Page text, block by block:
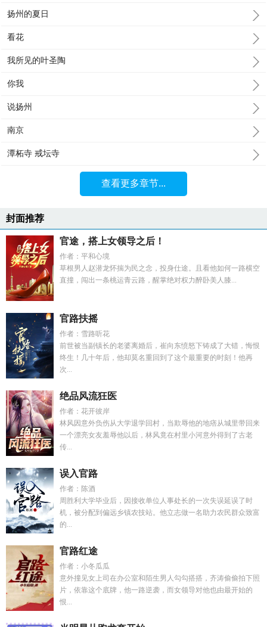
扬州的夏日
看花
我所见的叶圣陶
你我
说扬州
南京
潭柘寺 戒坛寺
查看更多章节...
封面推荐
官途，搭上女领导之后！
作者：平和心境
草根男人赵潜龙怀揣为民之念，投身仕途。且看他如何一路横空
直撞，闯出一条桃运青云路，醒掌绝对权力醉卧美人膝...
官路扶摇
作者：雪路听花
前世被当副镇长的老婆离婚后，崔向东愤怒下铸成了大错，悔恨
终生！几十年后，他却莫名重回到了这个最重要的时刻！他再
次...
绝品风流狂医
作者：花开彼岸
林风因意外负伤从大学退学回村，当欺辱他的地痞从城里带回来
一个漂亮女友羞辱他以后，林风竟在村里小河意外得到了古老
传...
误入官路
作者：陈酒
周胜利大学毕业后，因接收单位人事处长的一次失误延误了时
机，被分配到偏远乡镇农技站。他立志做一名助力农民群众致富
的...
官路红途
作者：小冬瓜瓜
意外撞见女上司在办公室和陌生男人勾勾搭搭，齐涛偷偷拍下照
片，依靠这个底牌，他一路逆袭，而女领导对他也由最开始的
恨...